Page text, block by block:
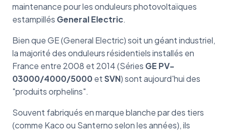
maintenance pour les onduleurs photovoltaïques
estampillés General Electric.
Bien que GE (General Electric) soit un géant industriel,
la majorité des onduleurs résidentiels installés en
France entre 2008 et 2014 (Séries GE PV-
03000/4000/5000 etSVN) sont aujourd'hui des
"produits orphelins".
Souvent fabriqués en marque blanche par des tiers
(comme Kaco ou Santerno selon les années), ils